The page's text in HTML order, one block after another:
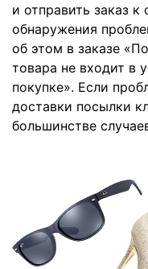
и отправить заказ
обнаружения
об этом в заказе
товара не входит в
покупке». Если
доставки посылки
большинстве